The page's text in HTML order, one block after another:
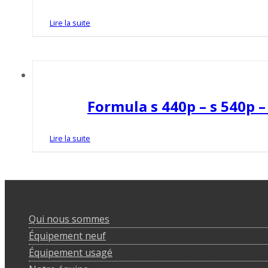
Lire la suite
Formula s 440p – s 540p
Lire la suite
Qui nous sommes
Équipement neuf
Équipement usagé